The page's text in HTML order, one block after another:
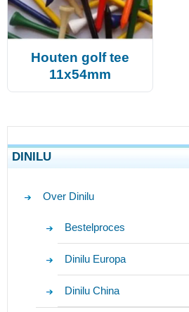
Houten golf tee
11x54mm
DINILU
Over Dinilu
Bestelproces
Dinilu Europa
Dinilu China